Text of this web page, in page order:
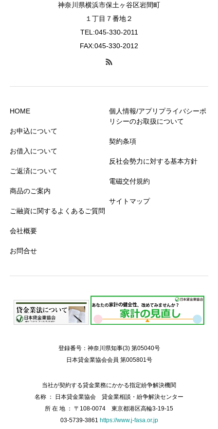
神奈川県横浜市保土ヶ谷区岩間町
１丁目７番地２
TEL:045-330-2011
FAX:045-330-2012
HOME
お申込について
お借入について
ご返済について
商品のご案内
ご融資に関するよくあるご質問
会社概要
お問合せ
個人情報/アプリプライバシーポ
リシーのお取扱について
契約条項
反社会勢力に対する基本方針
電磁交付規約
サイトマップ
登録番号：神奈川県知事(3) 第05040号
日本貸金業協会会員 第005801号
当社が契約する貸金業務にかかる指定紛争解決機関
名称 ： 日本貸金業協会 貸金業相談・紛争解決センター
所 在 地 ： 〒108-0074 東京都港区高輪3-19-15
03-5739-3861 https://www.j-fasa.or.jp